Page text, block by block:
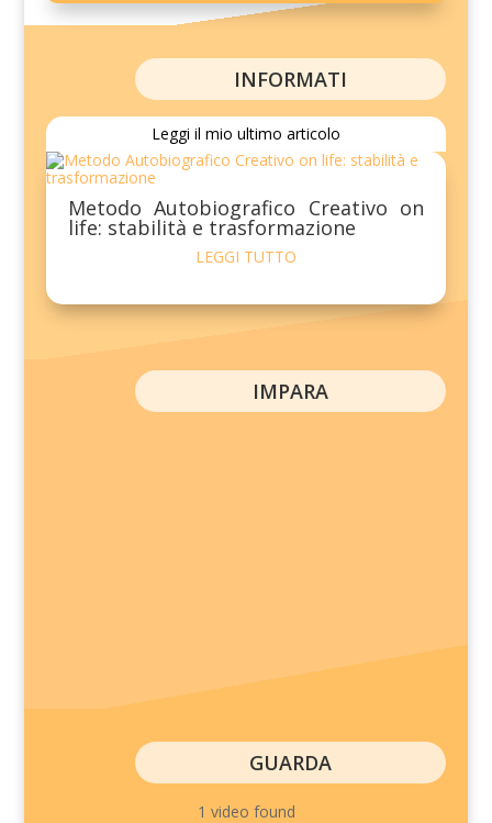
INFORMATI
Leggi il mio ultimo articolo
Metodo Autobiografico Creativo on
life: stabilità e trasformazione
LEGGI TUTTO
IMPARA
GUARDA
1 video found